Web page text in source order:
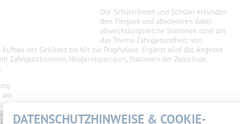
Die Schülerinnen und Schüler erkunden
den Tierpark und absolvieren dabei
abwechslungsreiche Stationen rund um
das Thema Zahngesundheit: von
des Gebisses bis hin zur Prophylaxe. Ergänzt wird das Angebot
Zahnputzbrunnen, Hindernisparcours, Stationen der Zooschule,
am
DATENSCHUTZHINWEISE & COOKIE-